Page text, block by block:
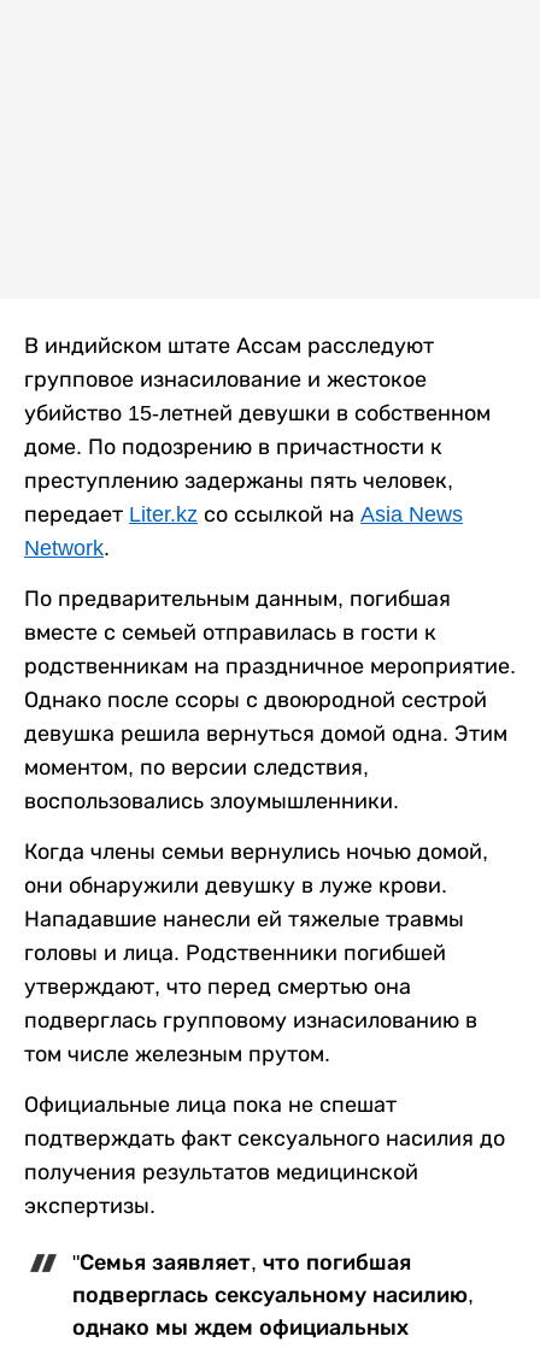
В индийском штате Ассам расследуют
групповое изнасилование и жестокое
убийство 15-летней девушки в собственном
доме. По подозрению в причастности к
преступлению задержаны пять человек,
передает Liter.kz со ссылкой на Asia News
Network.
По предварительным данным, погибшая
вместе с семьей отправилась в гости к
родственникам на праздничное мероприятие.
Однако после ссоры с двоюродной сестрой
девушка решила вернуться домой одна. Этим
моментом, по версии следствия,
воспользовались злоумышленники.
Когда члены семьи вернулись ночью домой,
они обнаружили девушку в луже крови.
Нападавшие нанесли ей тяжелые травмы
головы и лица. Родственники погибшей
утверждают, что перед смертью она
подверглась групповому изнасилованию в
том числе железным прутом.
Официальные лица пока не спешат
подтверждать факт сексуального насилия до
получения результатов медицинской
экспертизы.
"Семья заявляет, что погибшая
подверглась сексуальному насилию,
однако мы ждем официальных